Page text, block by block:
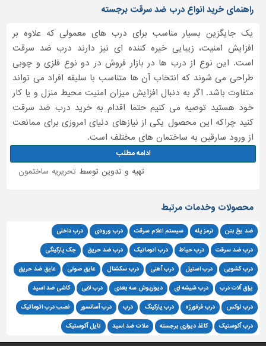
راهنمای خرید انواع درب ضد سرقت برجسته
یک جایگزین بسیار مناسب برای درب های معمولی که علاوه بر
افزایش امنیت، زیبایی خیره کننده ای نیز دارند درب ضد سرقت
است. این نوع از درب ها در بازار فروش در دو نوع فلزی و چوبی
طراحی می شوند که انتخاب آن ها متناسب با سلیقه افراد می تواند
متفاوت باشد. اگر به دنبال افزایش میزان امنیت محیط منزل و یا کار
خود هستید توصیه می کنیم حتما اقدام به خرید درب ضد سرقت
کنید چراکه این محصول یکی از نیازهای دنیای امروزی برای ممانعت
از ورود سارقین به ساختمان های مختلف است.
ادامه مطلب
تهیه و تدوین توسط تحریریه ساختمون
محصولات وخدمات مرتبط
ضد یخ بتن ترمز پله سیستم اعلام سرقت درب ورودی درب داخلی
درب ضد سرقت درب حیاط درب اتوماتیک درب ضد حریق جک پارکینگی
درب کشویی درب استیل درب آهنی درب سکشنال عایق صوتی عایق ضد حریق
یراق آلات درب درب شیشه ای دیوارپوش سه بعدی درب لابی کاشی ضد اسید
درب لوکس درب فرفورژه درب پارکینگ درب درب آسانسور نصب درب اتوماتیک
درب آکوستیک کاغذ دیواری برجسته ملات ضد اسید تایل آکوستیک